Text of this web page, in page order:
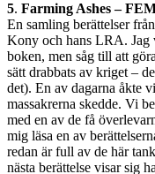
5. Farming Ashes –
En samling berättelser
Kony och hans LRA. Jag
boken, men såg till att
sätt drabbats av kriget –
det). En av dagarna åkte
massakrerna skedde. Vi
med en av de få
mig läsa en av
redan är full av de här
nästa berättelse visar sig